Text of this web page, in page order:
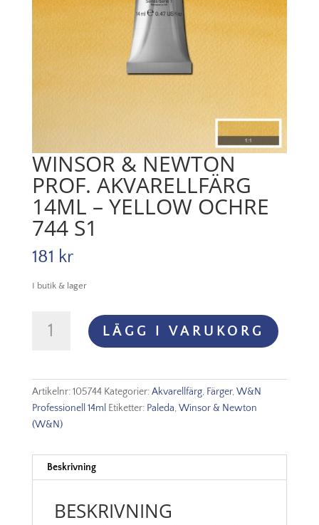
WINSOR & NEWTON
PROF. AKVARELLFÄRG
14ML – YELLOW OCHRE
744 S1
181 kr
I butik & lager
AKVARELLFÄRG
14ml
–
S1
LÄGG I VARUKORG
Artikelnr:105744 Kategorier:Akvarellfärg, Färger,W&N
Professionell 14ml Etiketter: Paleda,Winsor & Newton
(W&N)
Beskrivning
BESKRIVNING